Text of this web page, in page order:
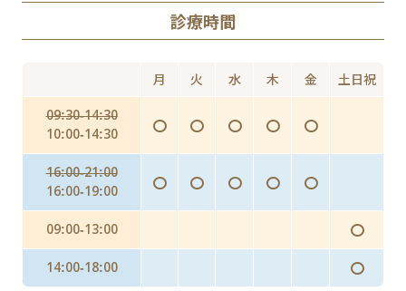
Doxy PEP（ドキシペップ）
インフルエンザ予防投与（予防内服）
インフルエンザワクチンの予防接種
診療時間
月 火 水 木 金 土日祝
09:30-14:30
10:00-14:30
〇 〇 〇 〇 〇
16:00-21:00
16:00-19:00
〇 〇 〇 〇 〇
09:00-13:00 〇
14:00-18:00 〇